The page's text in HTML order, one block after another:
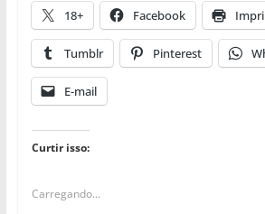
18+ Facebook
Tumblr Pinterest
E-mail
Curtir isso:
Carregando...